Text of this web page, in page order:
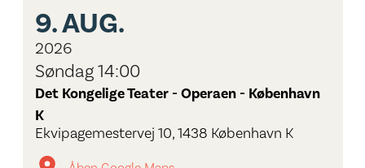
9.AUG.
2026
Søndag 14:00
Det Kongelige Teater - Operaen - København
K
Ekvipagemestervej 10, 1438 København K